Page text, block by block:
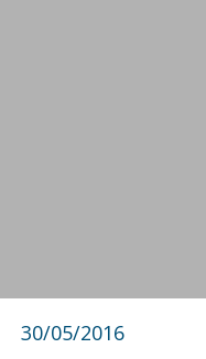
30/05/2016